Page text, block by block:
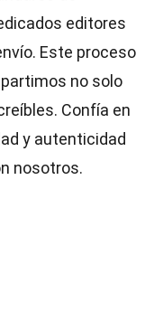
editores
Este proceso
no solo
Confía en
y autenticidad
nosotros.